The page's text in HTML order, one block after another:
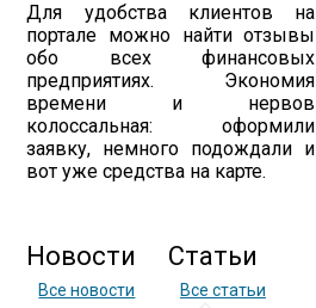
Для удобства клиентов на
портале можно найти отзывы
обо всех финансовых
предприятиях. Экономия
времени и нервов
колоссальная: оформили
заявку, немного подождали и
вот уже средства на карте.
Новости
Все новости
Статьи
Все статьи